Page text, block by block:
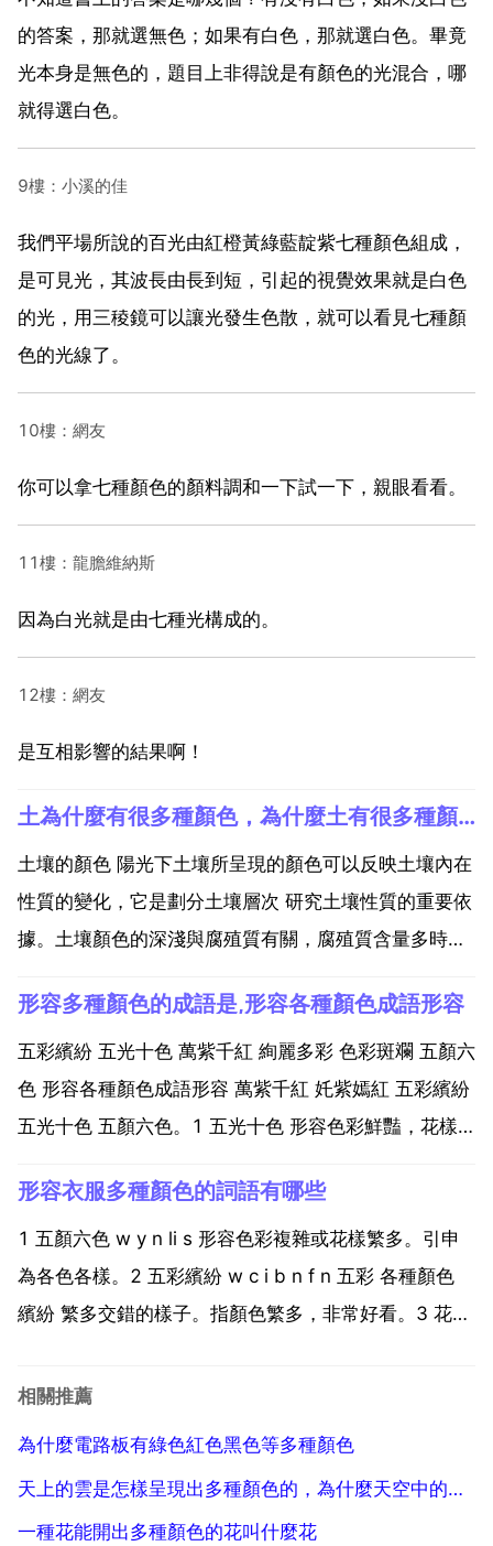
的答案，那就選無色；如果有白色，那就選白色。畢竟
光本身是無色的，題目上非得說是有顏色的光混合，哪
就得選白色。
9樓：小溪的佳
我們平場所說的百光由紅橙黃綠藍靛紫七種顏色組成，
是可見光，其波長由長到短，引起的視覺效果就是白色
的光，用三稜鏡可以讓光發生色散，就可以看見七種顏
色的光線了。
10樓：網友
你可以拿七種顏色的顏料調和一下試一下，親眼看看。
11樓：龍膽維納斯
因為白光就是由七種光構成的。
12樓：網友
是互相影響的結果啊！
土為什麼有很多種顏色，為什麼土有很多種顏色的？
土壤的顏色 陽光下土壤所呈現的顏色可以反映土壤內在
性質的變化，它是劃分土壤層次 研究土壤性質的重要依
據。土壤顏色的深淺與腐殖質有關，腐殖質含量多時，
呈灰色，如新疆灰漠土。土壤的顏色還與土壤中所含化
合物的種類有關，氫氧化鐵為紅色，在土壤中含量多
時，土壤...
形容多種顏色的成語是,形容各種顏色成語形容
五彩繽紛 五光十色 萬紫千紅 絢麗多彩 色彩斑斕 五顏六
色 形容各種顏色成語形容 萬紫千紅 奼紫嫣紅 五彩繽紛
五光十色 五顏六色。1 五光十色 形容色彩鮮豔，花樣
花草樹木鮮豔多彩 形容顏色鮮明多彩。4 呼盧喝雉 呼
喝 喊叫 盧 雉 古時賭具...
形容衣服多種顏色的詞語有哪些
1 五顏六色 w y n li s 形容色彩複雜或花樣繁多。引申
為各色各樣。2 五彩繽紛 w c i b n f n 五彩 各種顏色
繽紛 繁多交錯的樣子。指顏色繁多，非常好看。3 花花
彩。4 五色繽紛 w s b n f n 形容色彩紛...
相關推薦
為什麼電路板有綠色紅色黑色等多種顏色
天上的雲是怎樣呈現出多種顏色的，為什麼天空中的雲有各種不同的顏色
一種花能開出多種顏色的花叫什麼花